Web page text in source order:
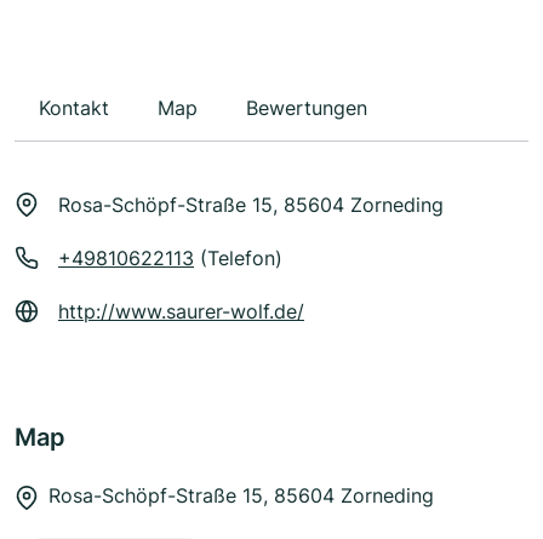
Kontakt Map Bewertungen
Rosa-Schöpf-Straße 15, 85604 Zorneding
+49810622113 (Telefon)
http://www.saurer-wolf.de/
Map
Rosa-Schöpf-Straße 15, 85604 Zorneding